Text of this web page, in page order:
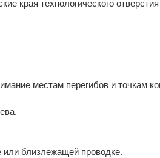
края технологического
местам перегибов и точкам
или близлежащей проводке.